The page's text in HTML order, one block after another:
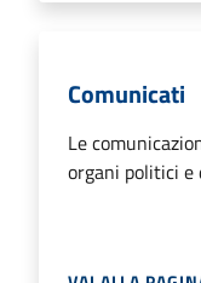
Comunicati
Le
organi politici e